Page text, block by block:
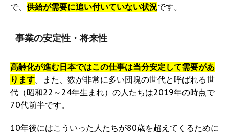
で、 供給が需要に追い付いていない状況です。
事業の安定性・将来性
高齢化が進む日本ではこの仕事は当分安定して需要があ
ります。また、数が非常に多い団塊の世代と呼ばれる世
代（昭和22～24年生まれ）の人たちは2019年の時点で
70代前半です。
10年後にはこういった人たちが80歳を超えてくるために